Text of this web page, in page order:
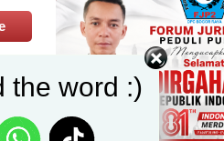
dan
the word :)